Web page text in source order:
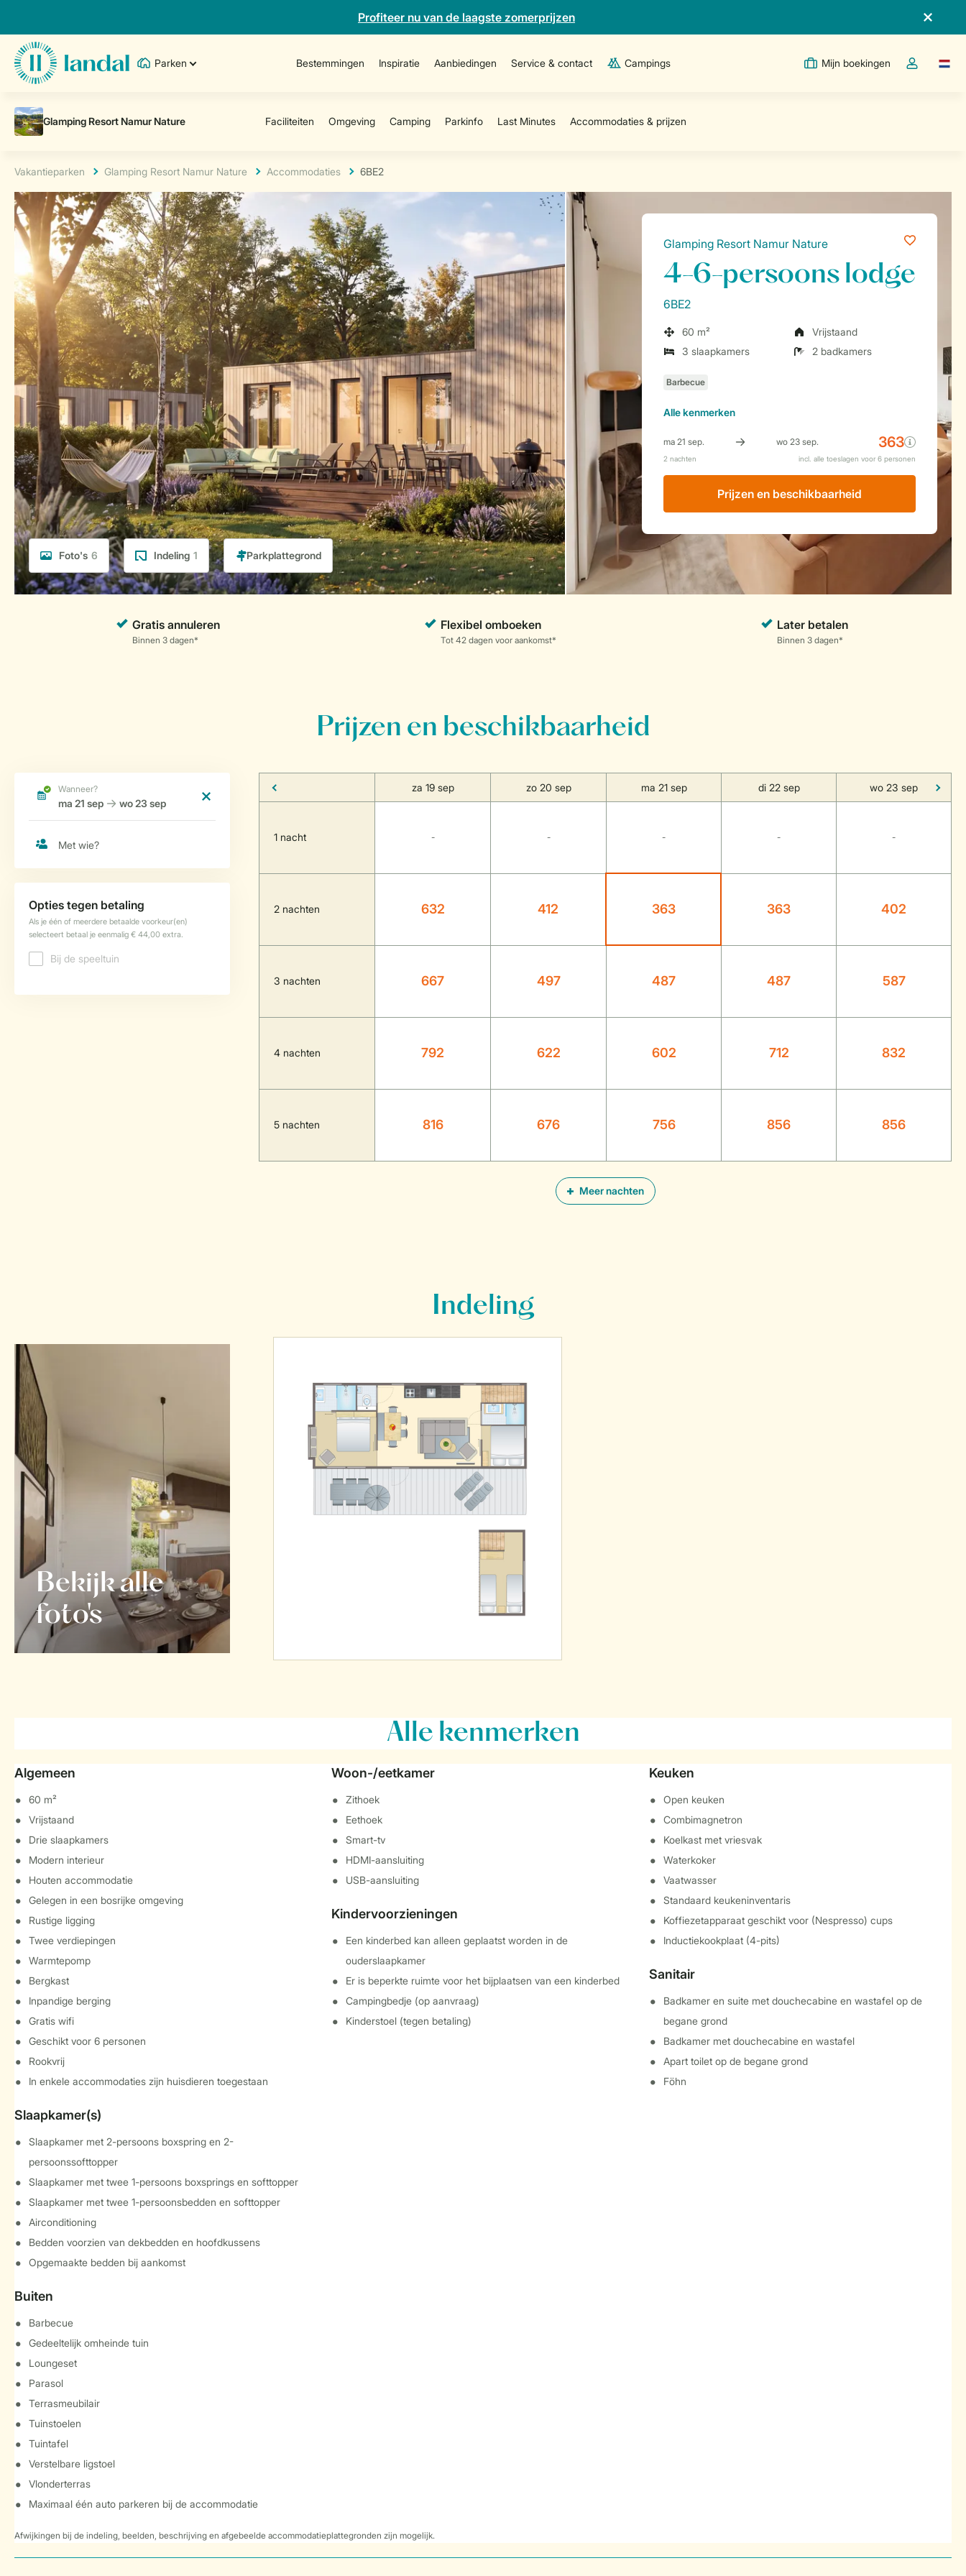
Profiteer nu van de laagste zomerprijzen
Parken Bestemmingen Inspiratie Aanbiedingen Service & contact Campings Mijn boekingen
Open deTaal
Vakantieparken Glamping Resort Namur Nature Accommodaties 6BE2
Foto's 6 Indeling 1
Glamping Resort Namur Nature
4-6-persoons lodge
6BE2
60 m²
Vrijstaand
3 slaapkamers
2 badkamers
Allekenmerken
Prijzen en beschikbaarheid
Prijzen en beschikbaarheid
Meer nachten
za 19 sep zo 20 sep ma 21 sep di 22 sep wo 23 sep
1 nacht - - - - -
2 nachten 632 412 363 363 402
3 nachten 667 497 487 487 587
4 nachten 792 622 602 712 832
5 nachten 816 676 756 856 856
Indeling
Bekijk alle
foto's
Alle kenmerken
Algemeen
60 m²
Vrijstaand
Drie slaapkamers
Modern interieur
Houten accommodatie
Gelegen in een bosrijke omgeving
Rustige ligging
Twee verdiepingen
Warmtepomp
Bergkast
Inpandige berging
Gratis wifi
Geschikt voor 6 personen
Rookvrij
In enkele accommodaties zijn huisdieren toegestaan
Slaapkamer(s)
Slaapkamer met 2-persoons boxspring en 2-
persoonssofttopper
Slaapkamer met twee 1-persoons boxsprings en softtopper
Slaapkamer met twee 1-persoonsbedden en softtopper
Airconditioning
Bedden voorzien van dekbedden en hoofdkussens
Opgemaakte bedden bij aankomst
Buiten
Barbecue
Gedeeltelijk omheinde tuin
Loungeset
Parasol
Terrasmeubilair
Tuinstoelen
Tuintafel
Verstelbare ligstoel
Vlonderterras
Maximaal één auto parkeren bij de accommodatie
Woon-/eetkamer
Zithoek
Eethoek
Smart-tv
HDMI-aansluiting
USB-aansluiting
Kindervoorzieningen
Een kinderbed kan alleen geplaatst worden in de
ouderslaapkamer
Er is beperkte ruimte voor het bijplaatsen van een kinderbed
Campingbedje (op aanvraag)
Kinderstoel (tegen betaling)
Keuken
Open keuken
Combimagnetron
Koelkast met vriesvak
Waterkoker
Vaatwasser
Standaard keukeninventaris
Koffiezetapparaat geschikt voor (Nespresso) cups
Inductiekookplaat (4-pits)
Sanitair
Badkamer en suite met douchecabine en wastafel op de
begane grond
Badkamer met douchecabine en wastafel
Apart toilet op de begane grond
Föhn
Afwijkingen bij de indeling, beelden, beschrijving en afgebeelde accommodatieplattegronden zijn mogelijk.